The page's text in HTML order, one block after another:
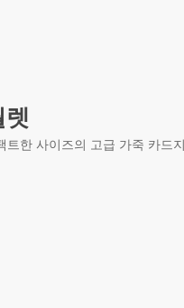
트한 사이즈의 고급 가죽 카드